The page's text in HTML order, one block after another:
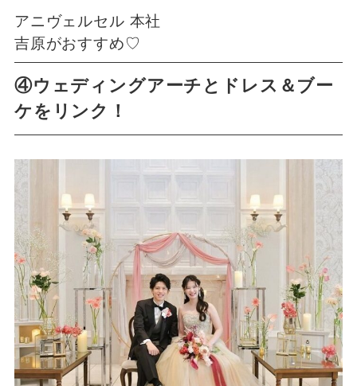
アニヴェルセル 本社
吉原がおすすめ♡
④ウェディングアーチとドレス＆ブー
ケをリンク！